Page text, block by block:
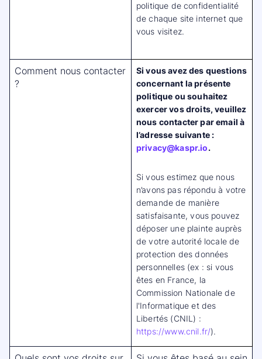
politique de confidentialité
de chaque site internet que
vous visitez.
Comment nous contacter
?
Si vous avez des questions
concernant la présente
politique ou souhaitez
exercer vos droits, veuillez
nous contacter par email à
l’adresse suivante :
privacy@kaspr.io.
Si vous estimez que nous
n’avons pas répondu à votre
demande de manière
satisfaisante, vous pouvez
déposer une plainte auprès
de votre autorité locale de
protection des données
personnelles (ex : si vous
êtes en France, la
Commission Nationale de
l'Informatique et des
Libertés (CNIL) :
https://www.cnil.fr/).